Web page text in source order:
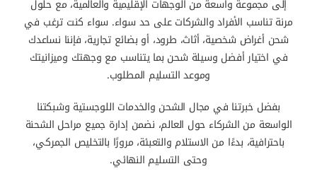
إلى مجموعة واسعة من الوجهات الإقليمية والعالمية، مع حلول
مرنة تناسب الأفراد والشركات على حد سواء. سواء كنت ترغب في
شحن أغراض شخصية، أثاث، طرود، أو بضائع تجارية، فإننا نساعدك
في اختيار أفضل وسيلة شحن بما يتناسب مع وجهتك وميزانيتك
وموعد التسليم المطلوب.
بفضل خبرتنا في مجال الشحن والخدمات اللوجستية وشبكتنا
الواسعة من الشركاء حول العالم، نضمن إدارة جميع مراحل الشحنة
باحترافية، بدءًا من الاستلام والتعبئة، مرورًا بالتخليص الجمركي،
وحتى التسليم النهائي.